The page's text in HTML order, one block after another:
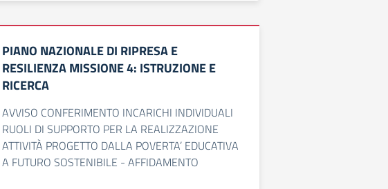
PIANO NAZIONALE DI RIPRESA E
RESILIENZA MISSIONE 4: ISTRUZIONE E
RICERCA
AVVISO CONFERIMENTO INCARICHI INDIVIDUALI
RUOLI DI SUPPORTO PER LA REALIZZAZIONE
ATTIVITÀ PROGETTO DALLA POVERTA’ EDUCATIVA
A FUTURO SOSTENIBILE - AFFIDAMENTO